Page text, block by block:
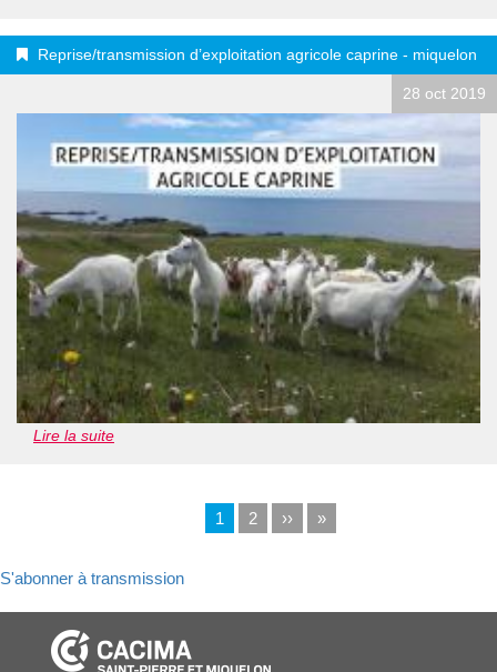
Reprise/transmission d’exploitation agricole caprine - miquelon
28 oct 2019
Lire la suite
Page
1 Page
2
Page
››
Dernière
»
S'abonner à transmission